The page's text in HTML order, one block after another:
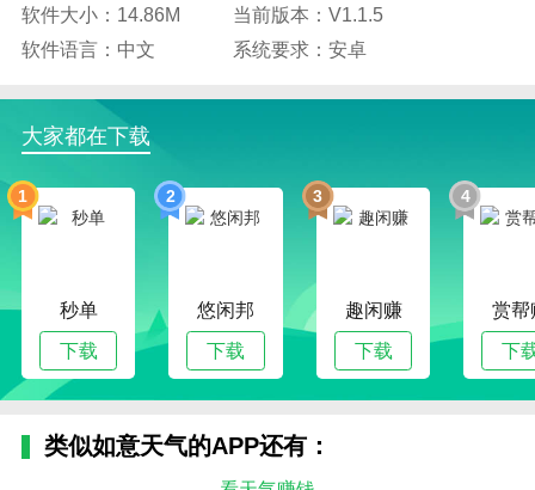
软件大小：14.86M
当前版本：V1.1.5
软件语言：中文
系统要求：安卓
大家都在下载
1
秒单
下载
2
悠闲邦
下载
3
趣闲赚
下载
4
赏帮
下
类似如意天气的APP还有：